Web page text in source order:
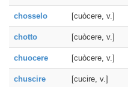
chosselo [cuòcere, v.]
chotto [cuòcere, v.]
chuocere [cuòcere, v.]
chuscire [cucire, v.]